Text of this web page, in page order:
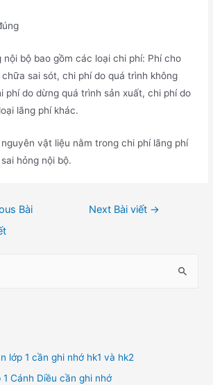
nội bộ bao gồm các loại chi phí: Phí cho
sai sót, chi phí do quá trình không
phí do dừng quá trình sản xuất, chi phí do
lãng phí khác.
vật liệu nằm trong chi phí lãng phí
hỏng nội bộ.
Bài
Next Bài viết →
lớp 1 cần ghi nhớ hk1 và hk2
Cánh Diều cần ghi nhớ